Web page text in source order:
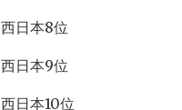
西日本8位
西日本9位
西日本10位